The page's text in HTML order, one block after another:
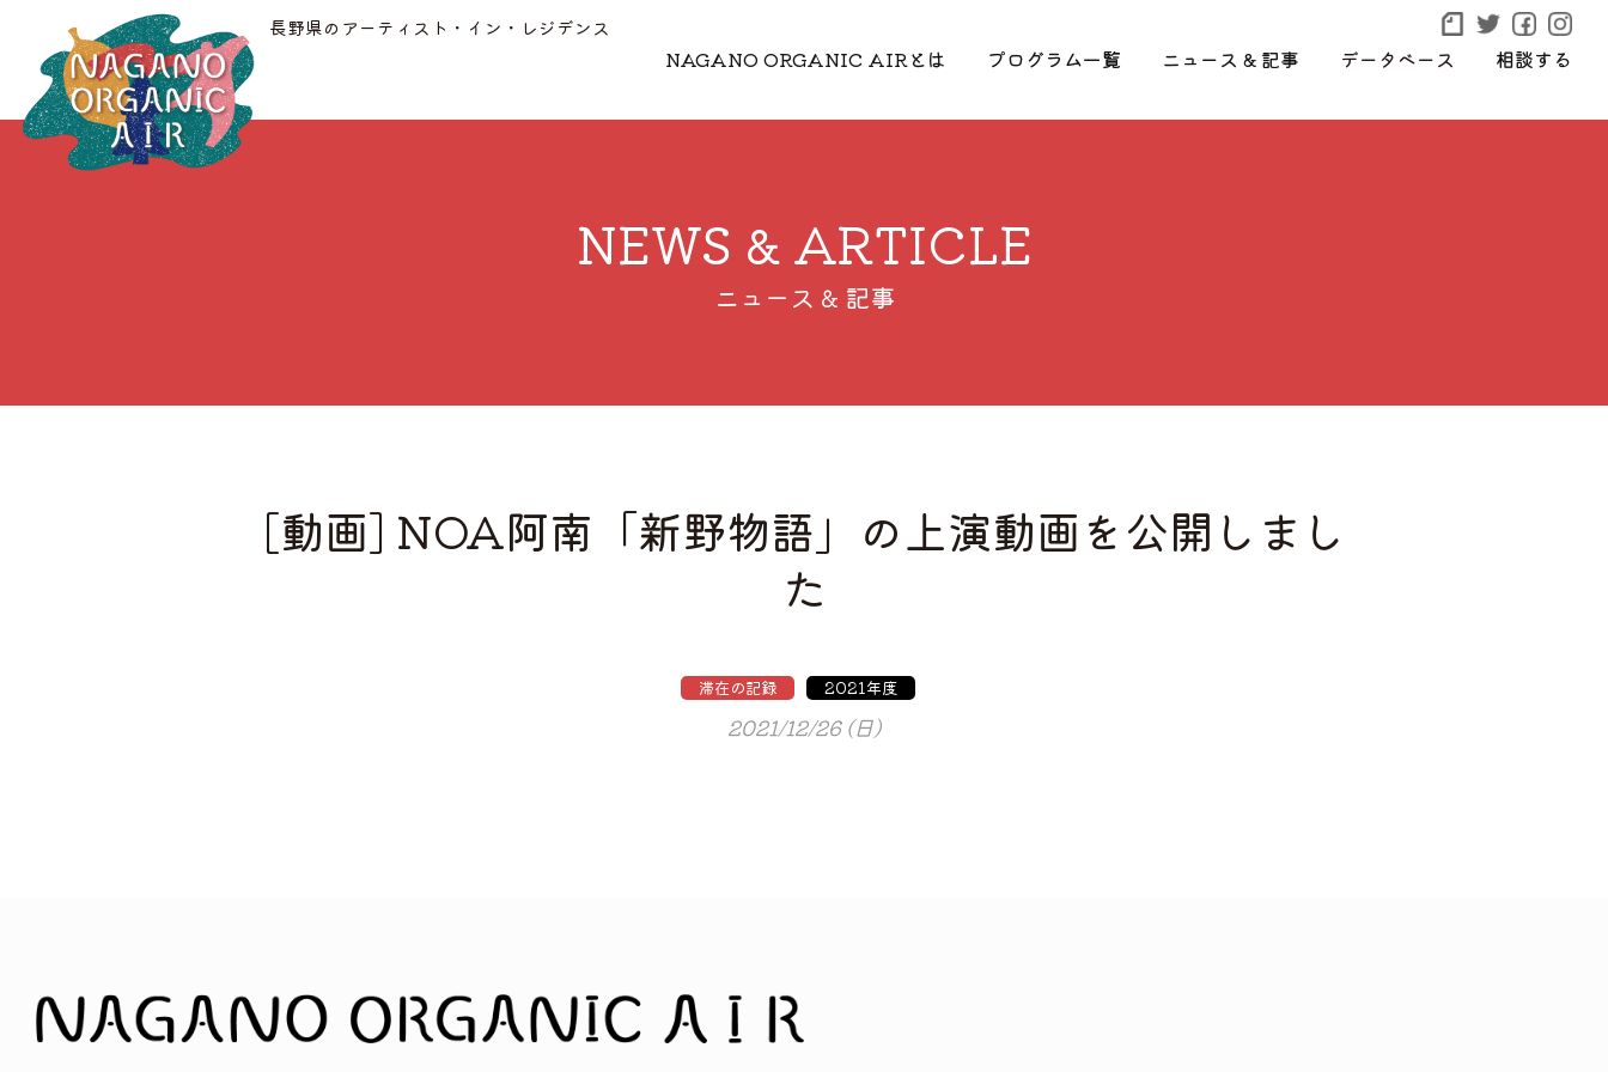
長野県のアーティスト・イン・レジデンス
NAGANO ORGANIC AIRとは プログラム一覧 ニュース & 記事 データベース 相談する
NEWS & ARTICLE
ニュース & 記事
[動画] NOA阿南「新野物語」の上演動画を公開しまし
た
滞在の記録 2021年度
2021/12/26 (日)